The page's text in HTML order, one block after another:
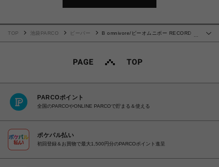
TOP 池袋PARCO ビーバー
B omnivore/ビーオムニボー RECORD
PARCOポイント
全国のPARCOやONLINE PARCOで貯まる＆使える
ポケパル払い
初回登録＆お買物で最大1,500円分のPARCOポイント進呈